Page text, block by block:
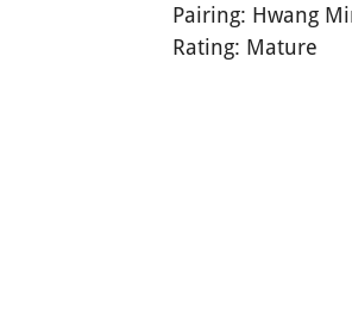
Pairing: Hwang
Rating: Mature